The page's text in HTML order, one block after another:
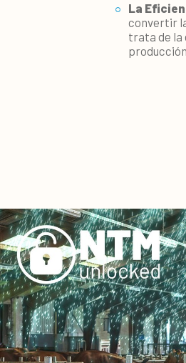
La
convertir
trata de la